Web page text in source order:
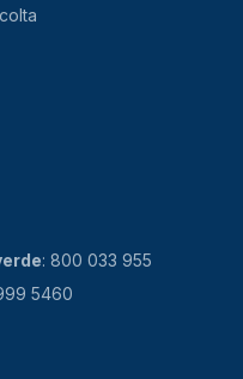
:800 033 955
5460